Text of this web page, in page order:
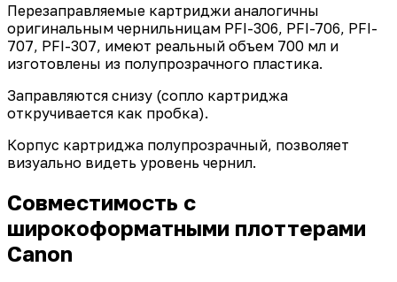
Перезаправляемые картриджи аналогичны
оригинальным чернильницам PFI-306, PFI-706, PFI-
707, PFI-307, имеют реальный объем 700 мл и
изготовлены из полупрозрачного пластика.
Заправляются снизу (сопло картриджа
откручивается как пробка).
Корпус картриджа полупрозрачный, позволяет
визуально видеть уровень чернил.
Совместимость с
широкоформатными плоттерами
Canon